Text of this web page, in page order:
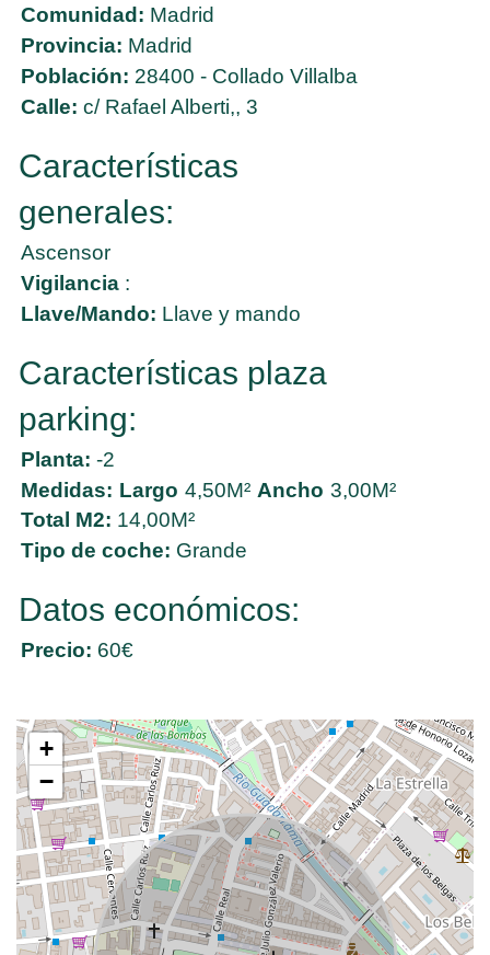
Comunidad: Madrid
Provincia: Madrid
Población: 28400 - Collado Villalba
Calle: c/ Rafael Alberti,, 3
Características
generales:
Ascensor
Vigilancia :
Llave/Mando: Llave y mando
Características plaza
parking:
Planta: -2
Medidas: Largo 4,50M² Ancho 3,00M²
Total M2: 14,00M²
Tipo de coche: Grande
Datos económicos:
Precio: 60€
+
−